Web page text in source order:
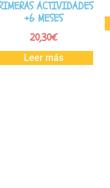
ACTIVIDADES
+6 MESES
20,30€
Leer más